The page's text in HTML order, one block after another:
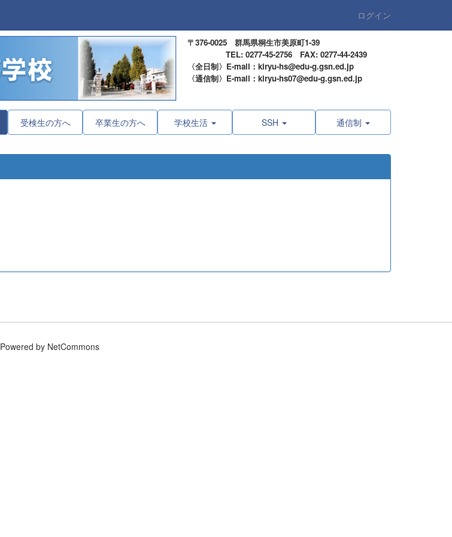
ログイン
〒376-0025 群馬県桐生市美原町1-39
TEL: 0277-45-2756 FAX: 0277-44-2439
〈全日制〉E-mail：kiryu-hs@edu-g.gsn.ed.jp
〈通信制〉E-mail：kiryu-hs07@edu-g.gsn.ed.jp
受検生の方へ 卒業生の方へ 学校生活 SSH 通信制
Powered by NetCommons